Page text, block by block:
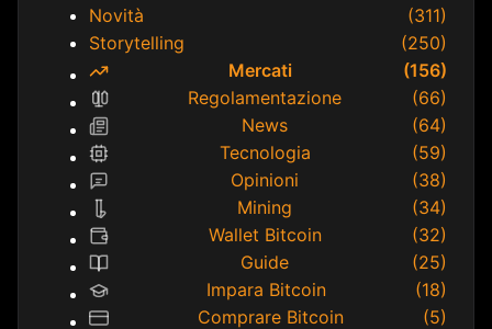
Novità
(311)
Storytelling
(250)
Mercati
(156)
Regolamentazione
(66)
News
(64)
Tecnologia
(59)
Opinioni
(38)
Mining
(34)
Wallet Bitcoin
(32)
Guide
(25)
Impara Bitcoin
(18)
Comprare Bitcoin
(5)